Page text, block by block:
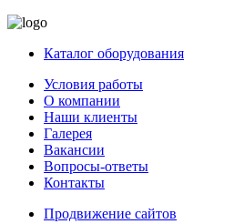
Каталог оборудования
Условия работы
О компании
Наши клиенты
Галерея
Вакансии
Вопросы-ответы
Контакты
Продвижение сайтов